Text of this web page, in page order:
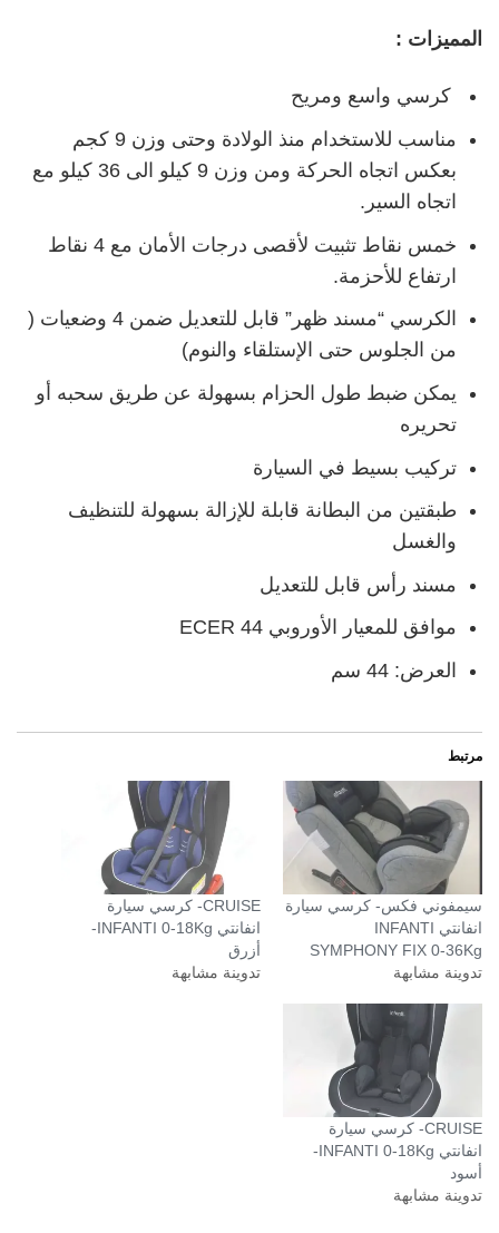
المميزات :
كرسي واسع ومريح
مناسب للاستخدام منذ الولادة وحتى وزن 9 كجم
بعكس اتجاه الحركة ومن وزن 9 كيلو الى 36 كيلو مع
اتجاه السير.
خمس نقاط تثبيت لأقصى درجات الأمان مع 4 نقاط
ارتفاع للأحزمة.
الكرسي “مسند ظهر” قابل للتعديل ضمن 4 وضعيات (
من الجلوس حتى الإستلقاء والنوم)
يمكن ضبط طول الحزام بسهولة عن طريق سحبه أو
تحريره
تركيب بسيط في السيارة
طبقتين من البطانة قابلة للإزالة بسهولة للتنظيف
والغسل
مسند رأس قابل للتعديل
موافق للمعيار الأوروبي ECER 44
العرض: 44 سم
مرتبط
سيمفوني فكس- كرسي سيارة
انفانتي INFANTI
SYMPHONY FIX 0-36Kg
تدوينة مشابهة
CRUISE- كرسي سيارة
انفانتي INFANTI 0-18Kg-
أزرق
تدوينة مشابهة
CRUISE- كرسي سيارة
انفانتي INFANTI 0-18Kg-
أسود
تدوينة مشابهة